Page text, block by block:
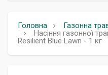
Головна
Газонна
Насіння газонної
Resilient Blue Lawn - 1 кг